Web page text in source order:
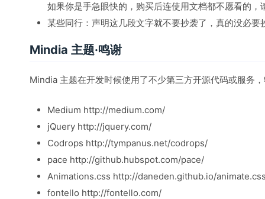
如果你是手急眼快的，购买后连使用文档都不愿看的，
某些同行：声明这几段文字就不要抄袭了，真的没必要
Mindia 主题·鸣谢
Mindia 主题在开发时候使用了不少第三方开源代码或服务
Medium http://medium.com/
jQuery http://jquery.com/
Codrops http://tympanus.net/codrops/
pace http://github.hubspot.com/pace/
Animations.css http://daneden.github.io/
fontello http://fontello.com/